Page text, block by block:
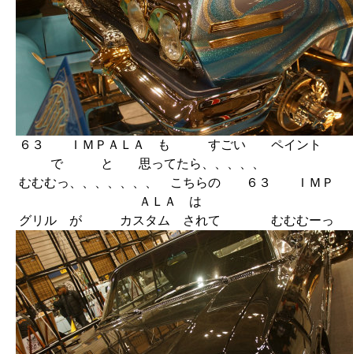
６３ ＩＭＰＡＬＡ も すごい ペイント
で と 思ってたら、、、、、
むむむっ、、、、、、、 こちらの ６３ ＩＭＰ
ＡＬＡ は
グリル が カスタム されて むむむーっ